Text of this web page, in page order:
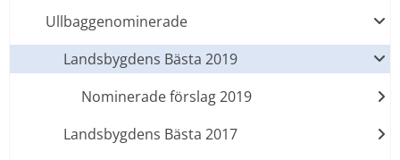
Ullbaggenominerade
Landsbygdens Bästa 2019
Nominerade förslag 2019
Landsbygdens Bästa 2017